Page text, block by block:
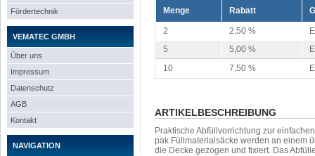
Fördertechnik
VEMATEC GMBH
Über uns
Impressum
Datenschutz
AGB
Kontakt
NAVIGATION
Menge Rabatt
2 2,50 %
5
5,00 %
10
7,50 %
ARTIKELBESCHREIBUNG
Praktische Abfüllvorrichtung zur
pak Füllmaterialsäcke werden an einem
die Decke gezogen und fixiert. Das